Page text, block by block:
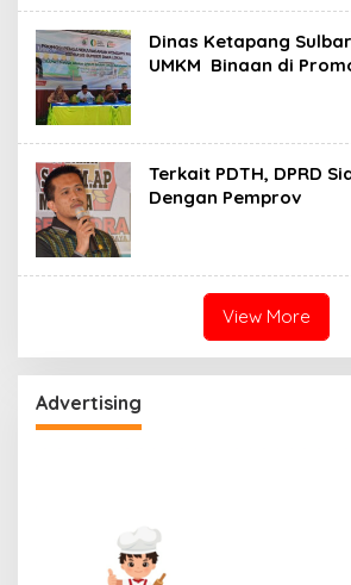
Dinas Ketapang
UMKM Binaan di
Terkait PDTH, DPRD
Dengan Pemprov
View More
Advertising